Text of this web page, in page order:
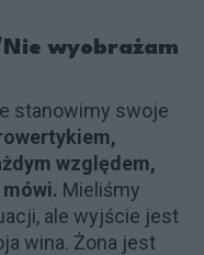
Nie wyobrażam
stanowimy swoje
względem,
Mieliśmy
ale wyjście jest
wina. Żona jest